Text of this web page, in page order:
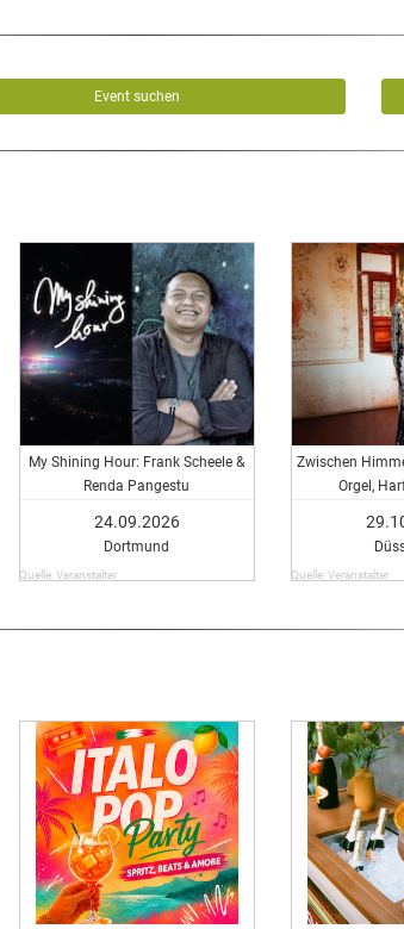
Event suchen
My Shining Hour: Frank Scheele &
Renda Pangestu
24.09.2026
Dortmund
Quelle: Veranstalter
Zwischen
Orgel,
Quelle: Veranstalter